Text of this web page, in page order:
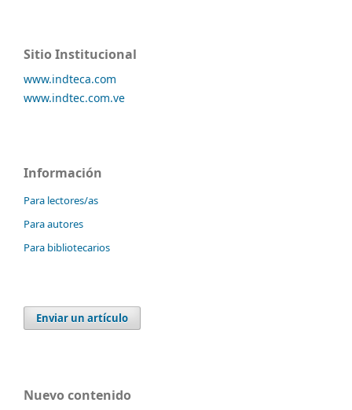
Sitio Institucional
www.indteca.com
www.indtec.com.ve
Información
Para lectores/as
Para autores
Para bibliotecarios
Enviar un artículo
Nuevo contenido